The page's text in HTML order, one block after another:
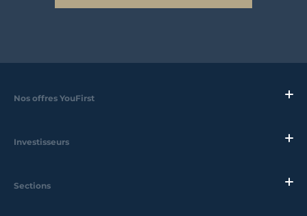
Nos offres YouFirst
Investisseurs
Sections